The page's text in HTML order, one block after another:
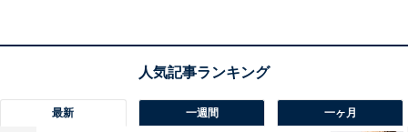
コンテンツ制作に携わっています。得意なジャンルはラ
イフスタイル・金融・育児・エンタメ関連。
最新 一週間 一ヶ月